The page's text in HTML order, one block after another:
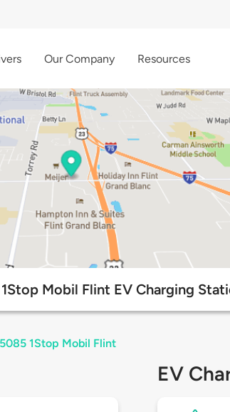
Our Company Resources
Mobil Flint EV Charging
1Stop Mobil Flint
EV